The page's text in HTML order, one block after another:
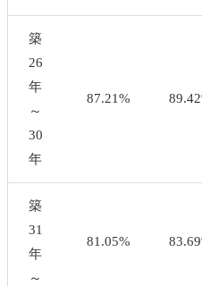
築
26
年
～
30
年
87.21%
築
31
年
～
81.05%